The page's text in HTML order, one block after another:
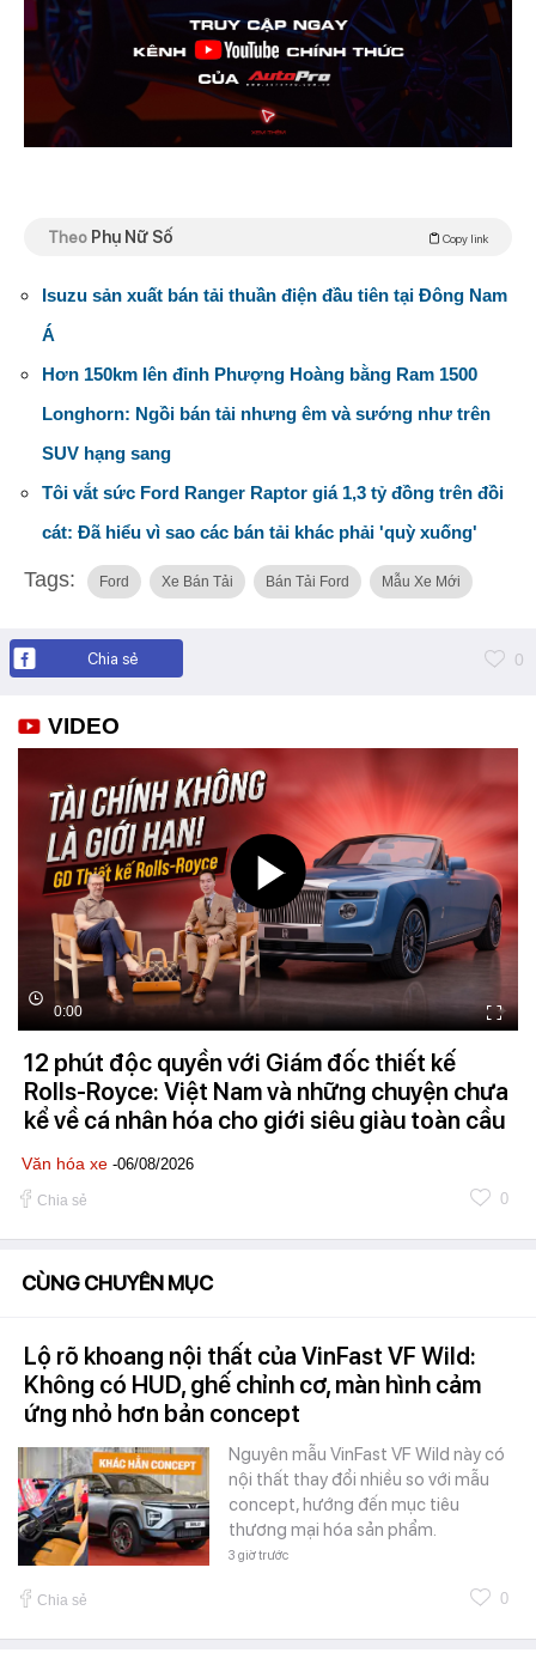
Theo Phụ Nữ Số Copy link
Isuzu sản xuất bán tải thuần điện đầu tiên tại Đông Nam
Á
Hơn 150km lên đỉnh Phượng Hoàng bằng Ram 1500
Longhorn: Ngồi bán tải nhưng êm và sướng như trên
SUV hạng sang
Tôi vắt sức Ford Ranger Raptor giá 1,3 tỷ đồng trên đồi
cát: Đã hiểu vì sao các bán tải khác phải 'quỳ xuống'
Tags: Ford Xe Bán Tải Bán Tải Ford Mẫu Xe Mới
Chia sẻ 0
VIDEO
0:00
12 phút độc quyền với Giám đốc thiết kế
Rolls-Royce: Việt Nam và những chuyện chưa
kể về cá nhân hóa cho giới siêu giàu toàn cầu
Văn hóa xe -06/08/2026
Chia sẻ 0
CÙNG CHUYÊN MỤC
Lộ rõ khoang nội thất của VinFast VF Wild:
Không có HUD, ghế chỉnh cơ, màn hình cảm
ứng nhỏ hơn bản concept
Nguyên mẫu VinFast VF Wild này có
nội thất thay đổi nhiều so với mẫu
concept, hướng đến mục tiêu
thương mại hóa sản phẩm.
3 giờ trước
Chia sẻ 0